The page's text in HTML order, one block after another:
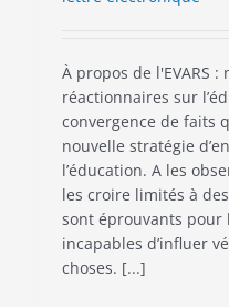
À propos de l'EVARS
réactionnaires sur
convergence de faits
nouvelle stratégie
l’éducation. A les
les croire limités à
sont éprouvants pour
incapables d’influer
choses. [...]